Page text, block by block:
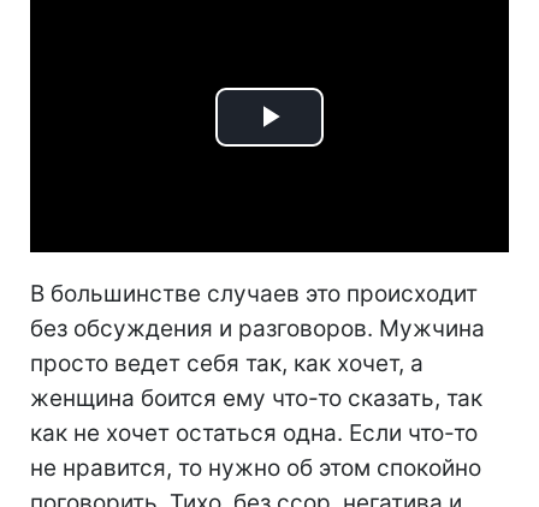
Play
В большинстве случаев это происходит
без обсуждения и разговоров. Мужчина
просто ведет себя так, как хочет, а
женщина боится ему что-то сказать, так
как не хочет остаться одна. Если что-то
не нравится, то нужно об этом спокойно